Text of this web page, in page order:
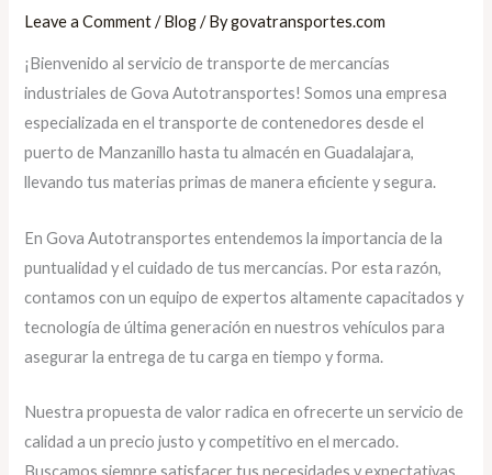
Leave a Comment /Blog/ Bygovatransportes.com
¡Bienvenido al servicio de transporte de mercancías
industriales de Gova Autotransportes! Somos una empresa
especializada en el transporte de contenedores desde el
puerto de Manzanillo hasta tu almacén en Guadalajara,
llevando tus materias primas de manera eficiente y segura.
En Gova Autotransportes entendemos la importancia de la
puntualidad y el cuidado de tus mercancías. Por esta razón,
contamos con un equipo de expertos altamente capacitados y
tecnología de última generación en nuestros vehículos para
asegurar la entrega de tu carga en tiempo y forma.
Nuestra propuesta de valor radica en ofrecerte un servicio de
calidad a un precio justo y competitivo en el mercado.